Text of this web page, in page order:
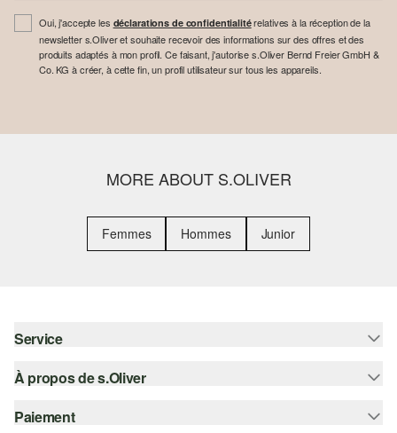
Oui, j'accepte les déclarations de confidentialitérelatives à la réception de la
newsletter s.Oliver et souhaite recevoir des informations sur des offres et des
produits adaptés à mon profil. Ce faisant, j'autorise s.Oliver Bernd Freier GmbH &
Co. KG à créer, à cette fin, un profil utilisateur sur tous les appareils.
MORE ABOUT S.OLIVER
Femmes Hommes Junior
Service
Aide - FAQ
Guide des tailles
À propos de s.Oliver
S'abonner à la Newsletter
Paiement